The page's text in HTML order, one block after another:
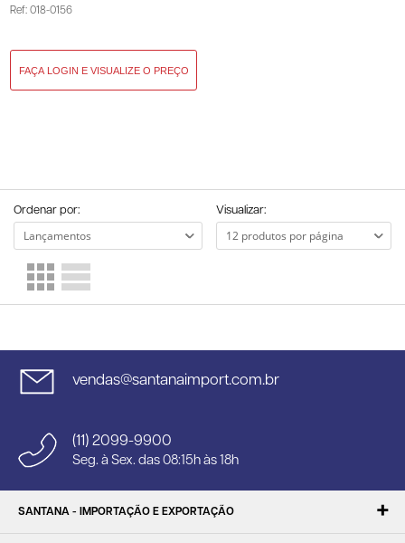
Ref: 018-0156
Ordenar por: Visualizar:
vendas@santanaimport.com.br
(11) 2099-9900
Seg. à Sex. das 08:15h às 18h
SANTANA - IMPORTAÇÃO E EXPORTAÇÃO